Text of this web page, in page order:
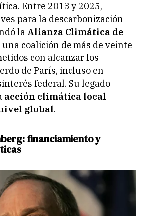
Entre 2013 y 2025,
para la descarbonización
la Alianza Climática de
una coalición de más de veinte
con alcanzar los
de París, incluso en
federal. Su legado
acción climática local
global.
financiamiento y